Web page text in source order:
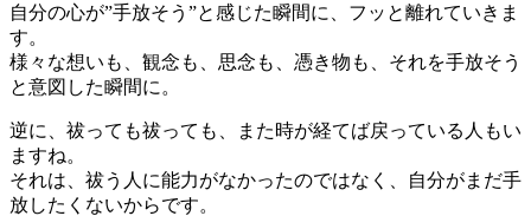
自分の心が”手放そう”と感じた瞬間に、フッと離れていきま
す。
様々な想いも、観念も、思念も、憑き物も、それを手放そう
と意図した瞬間に。
逆に、祓っても祓っても、また時が経てば戻っている人もい
ますね。
それは、祓う人に能力がなかったのではなく、自分がまだ手
放したくないからです。